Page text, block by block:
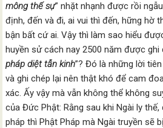
mông thế sự” nhặt nhạnh được rồi
định, đến và đi, ai vui thì đến, hững hờ
bận bất cứ ai. Vậy thì làm sao hiểu
huyền sử cách nay 2500 năm được ghi
pháp diệt tẫn kinh”? Đó là những lời
và ghi chép lại nên thật khó để cam
xác. Ấy vậy mà vẫn không thể không
của Đức Phật: Rằng sau khi Ngài ly
pháp thì Phật Pháp mà Ngài truyền sẽ